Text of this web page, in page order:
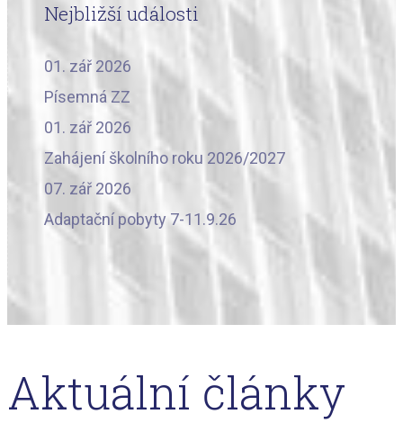
Nejbližší události
01. zář 2026
Písemná ZZ
01. zář 2026
Zahájení školního roku 2026/2027
07. zář 2026
Adaptační pobyty 7-11.9.26
Aktuální články